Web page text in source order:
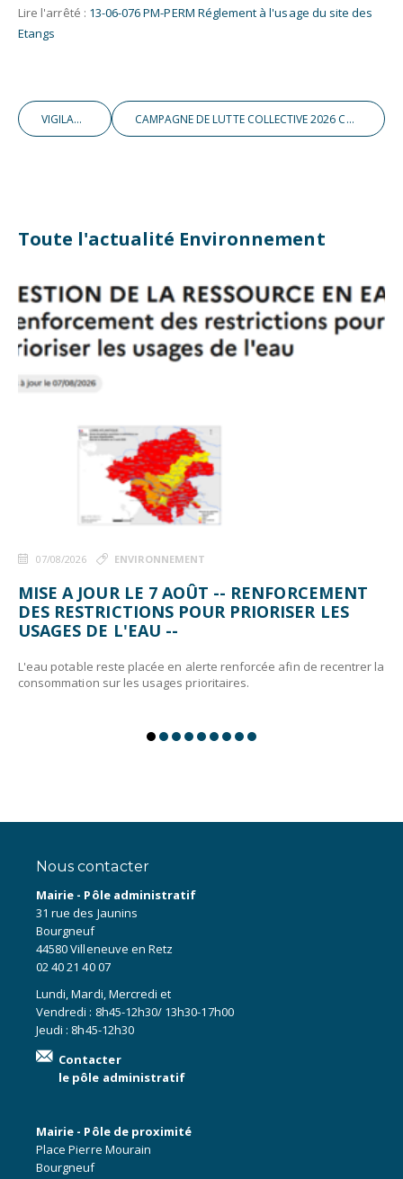
Lire l'arrêté : 13-06-076 PM-PERM Réglement à l'usage du site des
Etangs
VIGILANCE CANICULE CAMPAGNE DE LUTTE COLLECTIVE 2026 CHENILLE PROCESSIONNAIRE DU CHÊNE ET BOMBYX CUL-BRUN
Toute l'actualité Environnement
07/08/2026 ENVIRONNEMENT
MISE A JOUR LE 7 AOÛT -- RENFORCEMENT
DES RESTRICTIONS POUR PRIORISER LES
USAGES DE L'EAU --
L'eau potable reste placée en alerte renforcée afin de recentrer la
consommation sur les usages prioritaires.
Nous contacter
Mairie - Pôle administratif
31 rue des Jaunins
Bourgneuf
44580 Villeneuve en Retz
02 40 21 40 07
Lundi, Mardi, Mercredi et
Vendredi : 8h45-12h30/ 13h30-17h00
Jeudi : 8h45-12h30
Contacter
le pôle administratif
Mairie - Pôle de proximité
Place Pierre Mourain
Bourgneuf